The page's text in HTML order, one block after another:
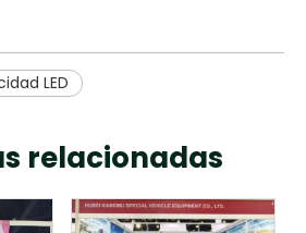
LED
relacionadas